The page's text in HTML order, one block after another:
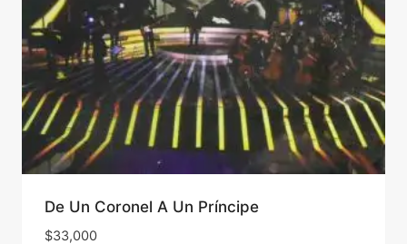
De Un Coronel A Un Príncipe
$33,000